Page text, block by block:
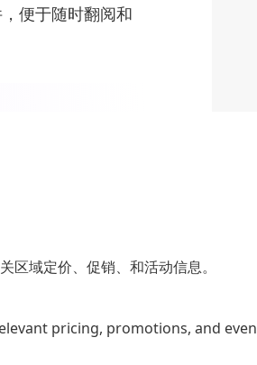
域定价、促销、和活动信息。
pricing, promotions, and
便于随时翻阅和
见的工具：
PDF文件转换为多